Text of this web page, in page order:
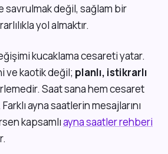
savrulmak değil, sağlam bir
yol almaktır.
kucaklama cesareti yatar.
ve kaotik değil; planlı, istikrarlı
Saat sana hem cesaret
ayna saatlerin mesajlarını
kapsamlıayna saatler rehberi